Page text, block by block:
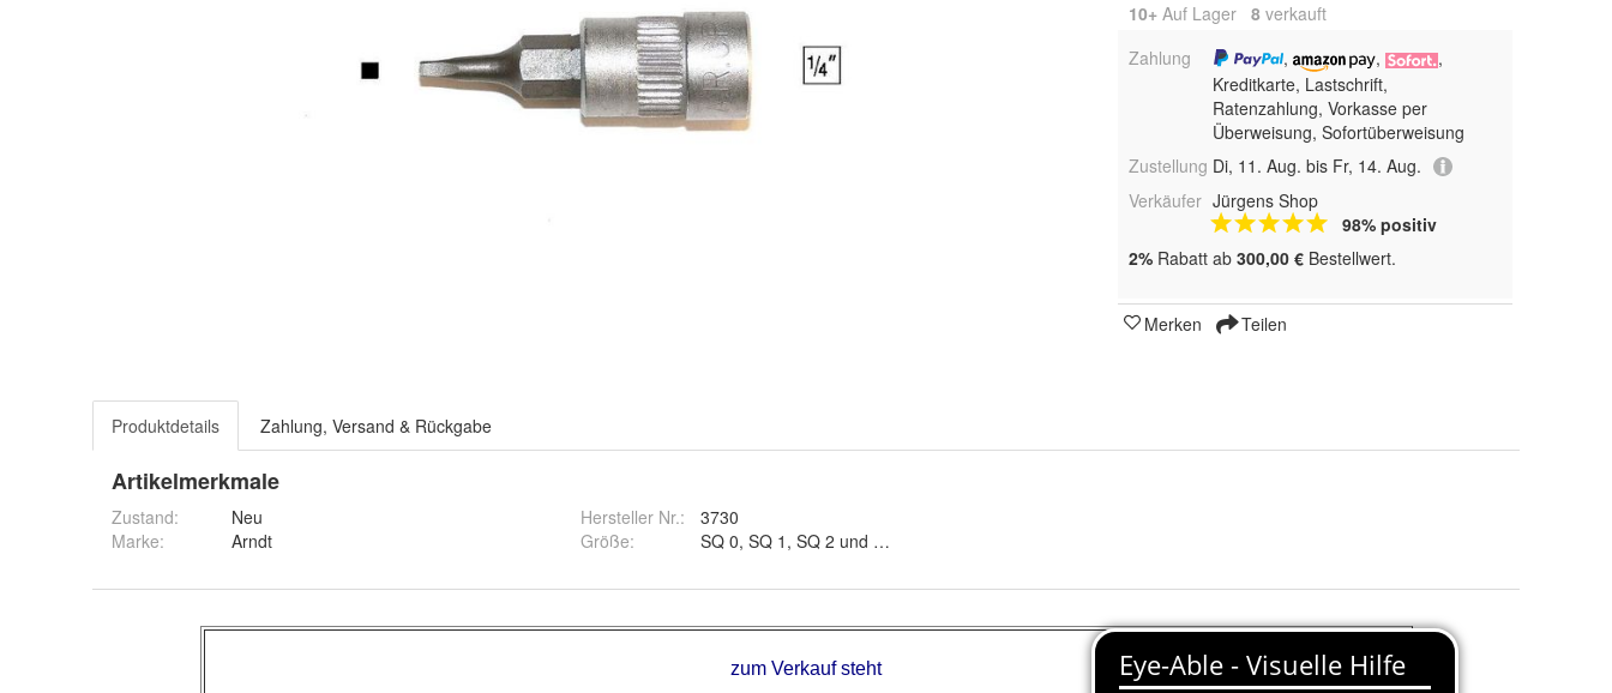
10+ Auf Lager 8 verkauft
Zahlung
, ,
,
Kreditkarte, Lastschrift,
Ratenzahlung, Vorkasse per
Überweisung, Sofortüberweisung
Zustellung Di, 11. Aug. bis Fr, 14. Aug.
Verkäufer Jürgens Shop
98% positiv
2% Rabatt ab 300,00 € Bestellwert.
Merken Teilen
Produktdetails Zahlung, Versand & Rückgabe
Artikelmerkmale
Zustand:
Neu
Marke:
Arndt
Hersteller Nr.:
3730
Größe: SQ 0, SQ 1, SQ 2 und SQ 3